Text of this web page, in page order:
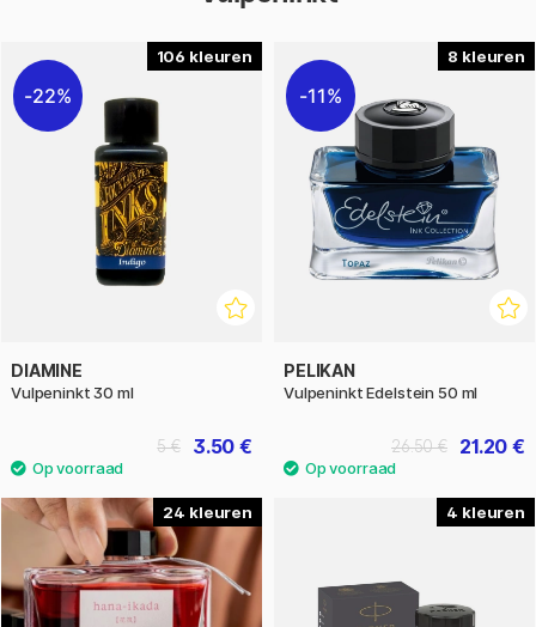
106
22%
DIAMINE
Vulpeninkt 30 ml
3.50 €
5 €
8
11%
PELIKAN
Vulpeninkt Edelstein 50 ml
21.20 €
26.50 €
24 4